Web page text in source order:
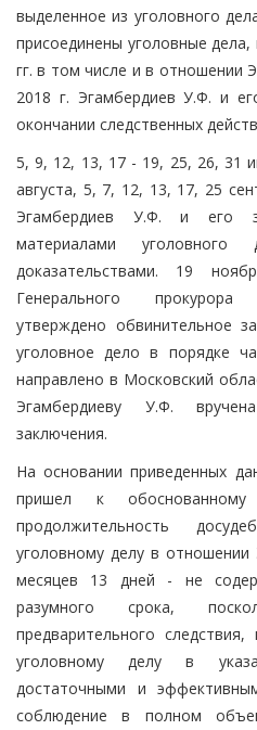
выделенное из уголовного
присоединены уголовные
гг. в том числе и в отношении
2018 г. Эгамбердиев У.Ф. и
окончании следственных
5, 9, 12, 13, 17 - 19, 25, 26, 31
августа, 5, 7, 12, 13, 17, 25
Эгамбердиев У.Ф. и его
материалами
доказательствами. 19
Генерального
утверждено обвинительное
уголовное дело в порядке
направлено в Московский
Эгамбердиеву У.Ф.
заключения.
На основании приведенных
пришел к
продолжительность
уголовному делу в
месяцев 13 дней - не
разумного срока,
предварительного
уголовному делу в
достаточными и
соблюдение в полном